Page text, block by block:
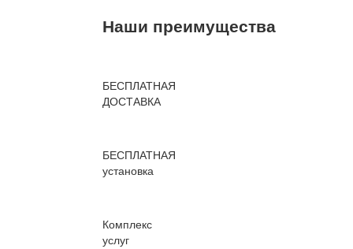
Наши преимущества
БЕСПЛАТНАЯ
ДОСТАВКА
БЕСПЛАТНАЯ
установка
Комплекс
услуг